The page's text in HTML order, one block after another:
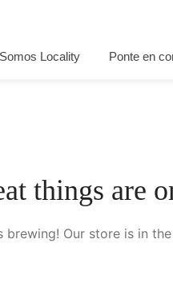
Somos Locality Ponte en
things are
brewing! Our store is in